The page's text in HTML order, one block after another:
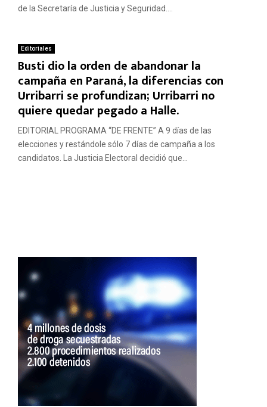
de la Secretaría de Justicia y Seguridad....
Editoriales
Busti dio la orden de abandonar la
campaña en Paraná, la diferencias con
Urribarri se profundizan; Urribarri no
quiere quedar pegado a Halle.
EDITORIAL PROGRAMA “DE FRENTE” A 9 días de las
elecciones y restándole sólo 7 días de campaña a los
candidatos. La Justicia Electoral decidió que...